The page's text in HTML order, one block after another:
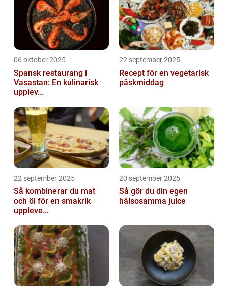
06 oktober 2025
Spansk restaurang i
Vasastan: En kulinarisk
upplev...
22 september 2025
Recept för en vegetarisk
påskmiddag
22 september 2025
Så kombinerar du mat
och öl för en smakrik
uppleve...
20 september 2025
Så gör du din egen
hälsosamma juice